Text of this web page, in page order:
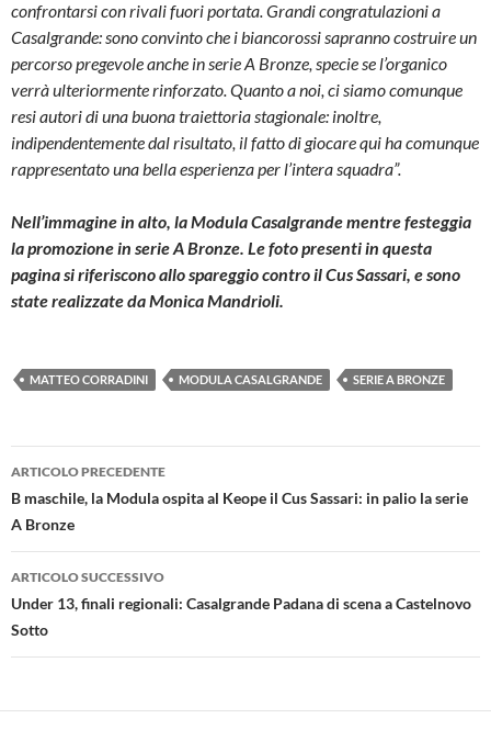
confrontarsi con rivali fuori portata. Grandi congratulazioni a
Casalgrande: sono convinto che i biancorossi sapranno costruire un
percorso pregevole anche in serie A Bronze, specie se l’organico
verrà ulteriormente rinforzato. Quanto a noi, ci siamo comunque
resi autori di una buona traiettoria stagionale: inoltre,
indipendentemente dal risultato, il fatto di giocare qui ha comunque
rappresentato una bella esperienza per l’intera squadra”.
Nell’immagine in alto, la Modula Casalgrande mentre festeggia
la promozione in serie A Bronze. Le foto presenti in questa
pagina si riferiscono allo spareggio contro il Cus Sassari, e sono
state realizzate da Monica Mandrioli.
MATTEO CORRADINI MODULA CASALGRANDE SERIE A BRONZE
Navigazione
articolo
ARTICOLO PRECEDENTE
B maschile, la Modula ospita al Keope il Cus Sassari: in palio la serie
A Bronze
ARTICOLO SUCCESSIVO
Under 13, finali regionali: Casalgrande Padana di scena a Castelnovo
Sotto